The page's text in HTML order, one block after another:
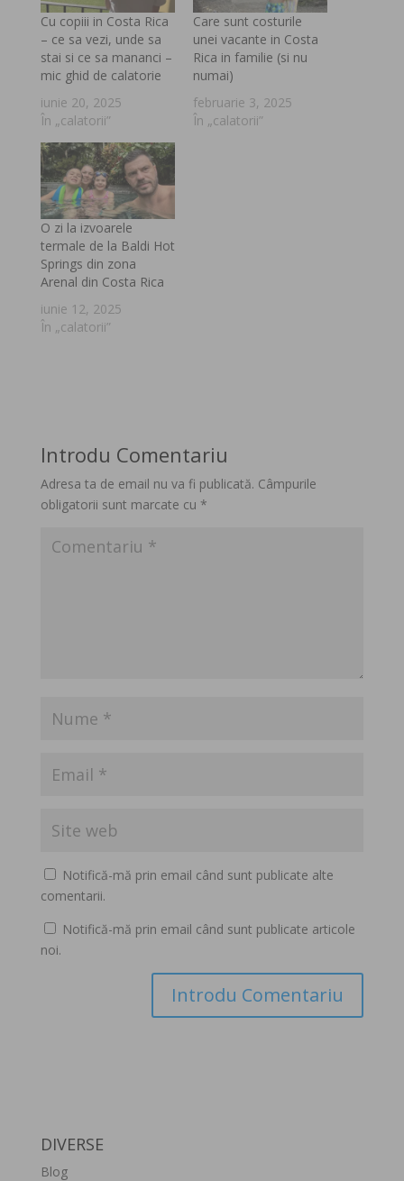
Cu copiii in Costa Rica
– ce sa vezi, unde sa
stai si ce sa mananci –
mic ghid de calatorie
iunie 20, 2025
În „calatorii”
Care sunt costurile
unei vacante in Costa
Rica in familie (si nu
numai)
februarie 3, 2025
În „calatorii”
O zi la izvoarele
termale de la Baldi Hot
Springs din zona
Arenal din Costa Rica
iunie 12, 2025
În „calatorii”
Introdu Comentariu
Adresa ta de email nu va fi publicată. Câmpurile
obligatorii sunt marcate cu *
Notifică-mă prin email când sunt publicate alte
comentarii.
Notifică-mă prin email când sunt publicate articole
noi.
DIVERSE
Blog